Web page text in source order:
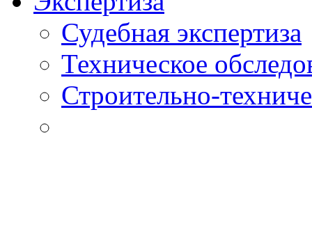
Судебная экспертиза
Техническое
Строительно-